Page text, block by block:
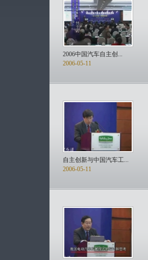
2006中国汽车自主创...
2006-05-11
自主创新与中国汽车工...
2006-05-11